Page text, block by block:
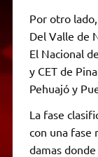
Por otro
Del Valle de
El Nacional
y CET de
Pehuajó y
La fase
con una fase
damas